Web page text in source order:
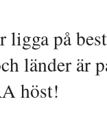
ligga på
länder är
höst!